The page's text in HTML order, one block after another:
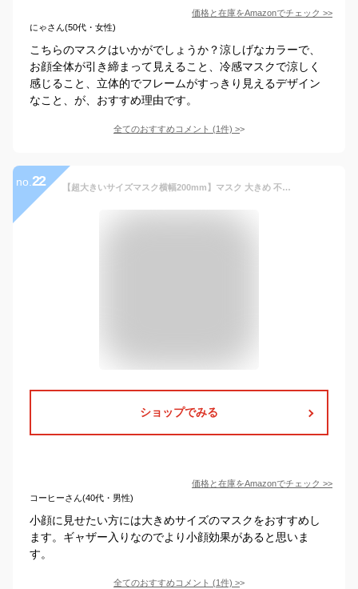
価格と在庫をAmazonでチェック >>
にゃさん(50代・女性)
こちらのマスクはいかがでしょうか？涼しげなカラーで、
お顔全体が引き締まって見えること、冷感マスクで涼しく
感じること、立体的でフレームがすっきり見えるデザイン
なこと、が、おすすめ理由です。
全てのおすすめコメント (1件) >
no. 22 【超大きいサイズマスク横幅200mm】マスク 大きめ 不織布 マスク 大きいサイズ 不織布 200mm*95mm 男性用マスク メンズマスク ビッグサイズ マスク 6mm平ゴム 耳が痛くならない マスク3XL 51枚入り ブラック black
ショップでみる
価格と在庫をAmazonでチェック >>
コーヒーさん(40代・男性)
小顔に見せたい方には大きめサイズのマスクをおすすめし
ます。ギャザー入りなのでより小顔効果があると思いま
す。
全てのおすすめコメント (1件) >